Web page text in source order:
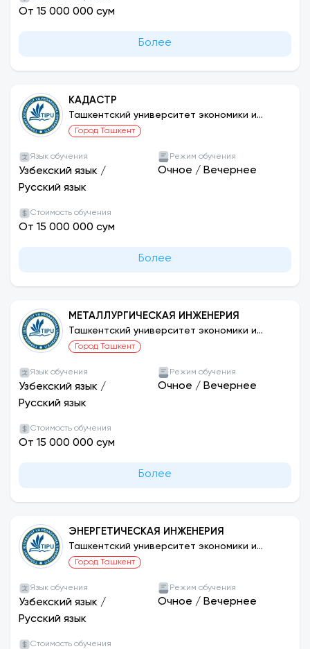
От 15 000 000 сум
Более
КАДАСТР
Ташкентский университет экономики и
педагогики
Город Ташкент
Язык обучения
Узбекский язык /
Русский язык
Режим обучения
Очное / Вечернее
Стоимость обучения
От 15 000 000 сум
Более
МЕТАЛЛУРГИЧЕСКАЯ ИНЖЕНЕРИЯ
Ташкентский университет экономики и
педагогики
Город Ташкент
Язык обучения
Узбекский язык /
Русский язык
Режим обучения
Очное / Вечернее
Стоимость обучения
От 15 000 000 сум
Более
ЭНЕРГЕТИЧЕСКАЯ ИНЖЕНЕРИЯ
Ташкентский университет экономики и
педагогики
Город Ташкент
Язык обучения
Узбекский язык /
Русский язык
Режим обучения
Очное / Вечернее
Стоимость обучения